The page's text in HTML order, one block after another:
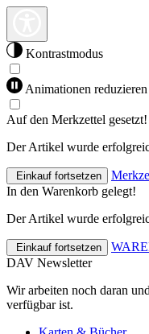
Kontrastmodus
Animationen reduzieren
Auf den Merkzettel gesetzt!
Der Artikel wurde
Einkauf fortsetzen
In den Warenkorb gelegt!
Der Artikel wurde
Einkauf fortsetzen
DAV Newsletter
Wir arbeiten noch daran
verfügbar ist.